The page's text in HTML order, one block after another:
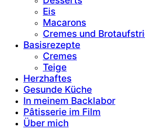
Eis
Macarons
Cremes und
Basisrezepte
Cremes
Teige
Herzhaftes
Gesunde Küche
In meinem Backlabor
Pâtisserie im Film
Über mich